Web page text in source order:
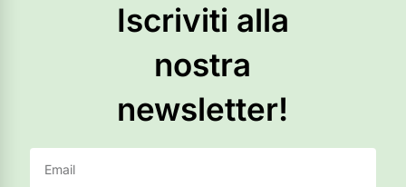
Iscriviti alla
nostra
newsletter!